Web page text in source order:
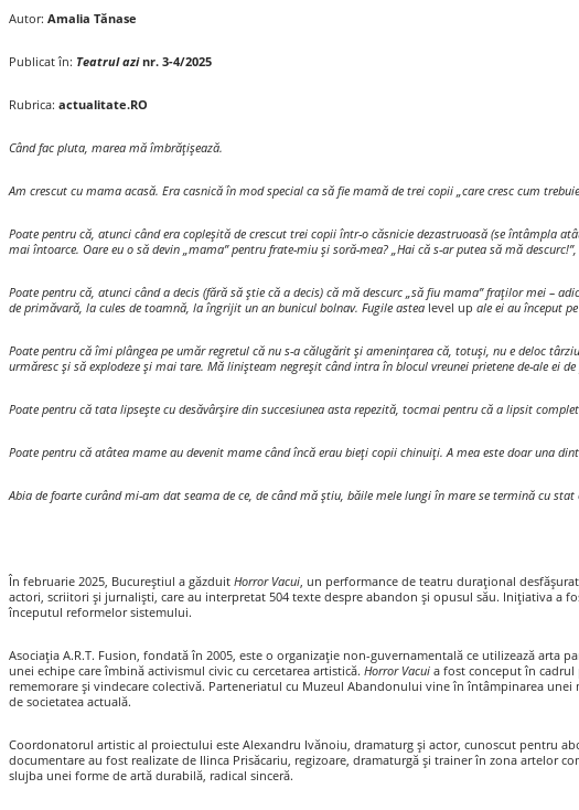
Autor: Amalia Tănase
Publicat în: Teatrul azinr. 3-4/2025
Rubrica: actualitate.RO
Când fac pluta, marea mă îmbrățișează.
Am crescut cu mama acasă. Era casnică în mod special ca să fie mamă de trei copii „care cresc cum
Poate pentru că, atunci când era copleșită de crescut trei copii într-o căsnicie dezastruoasă (se întâmpla
mai întoarce. Oare eu o să devin „mama” pentru frate-miu și soră-mea? „Hai că s-ar putea să mă
Poate pentru că, atunci când a decis (fără să știe că a decis) că mă descurc „să fiu mama” fraților mei –
de primăvară, la cules de toamnă, la îngrijit un an bunicul bolnav. Fugile astea level up ale ei au început
Poate pentru că îmi plângea pe umăr regretul că nu s-a călugărit și amenințarea că, totuși, nu e deloc
urmăresc și să explodeze și mai tare. Mă linișteam negreșit când intra în blocul vreunei prietene de-ale ei
Poate pentru că tata lipsește cu desăvârșire din succesiunea asta repezită, tocmai pentru că a lipsit
Poate pentru că atâtea mame au devenit mame când încă erau bieți copii chinuiți. A mea este doar una
Abia de foarte curând mi-am dat seama de ce, de când mă știu, băile mele lungi în mare se termină cu
În februarie 2025, Bucureștiul a găzduit Horror Vacui, un performance de teatru durațional
actori, scriitori și jurnaliști, care au interpretat 504 texte despre abandon și opusul său. Inițiativa
începutul reformelor sistemului.
Asociația A.R.T. Fusion, fondată în 2005, este o organizație non-guvernamentală ce utilizează arta
unei echipe care îmbină activismul civic cu cercetarea artistică. Horror Vacui a fost conceput în cadrul
rememorare și vindecare colectivă. Parteneriatul cu Muzeul Abandonului vine în întâmpinarea
de societatea actuală.
Coordonatorul artistic al proiectului este Alexandru Ivănoiu, dramaturg și actor, cunoscut pentru
documentare au fost realizate de Ilinca Prisăcariu, regizoare, dramaturgă și trainer în zona artelor
slujba unei forme de artă durabilă, radical sinceră.